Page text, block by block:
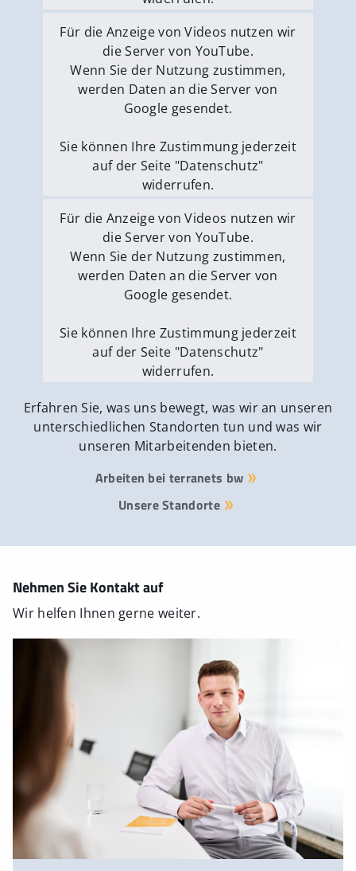
Externe Medien erlauben
Für die Anzeige von Videos nutzen wir
die Server von YouTube.
Wenn Sie der Nutzung zustimmen,
werden Daten an die Server von
Google gesendet.
Sie können Ihre Zustimmung jederzeit
auf der Seite "Datenschutz"
widerrufen.
Externe Medien erlauben
Für die Anzeige von Videos nutzen wir
die Server von YouTube.
Wenn Sie der Nutzung zustimmen,
werden Daten an die Server von
Google gesendet.
Sie können Ihre Zustimmung jederzeit
auf der Seite "Datenschutz"
widerrufen.
Externe Medien erlauben
Erfahren Sie, was uns bewegt, was wir an unseren
unterschiedlichen Standorten tun und was wir
unseren Mitarbeitenden bieten.
Arbeiten bei terranets bw
Unsere Standorte
Nehmen Sie Kontakt auf
Wir helfen Ihnen gerne weiter.